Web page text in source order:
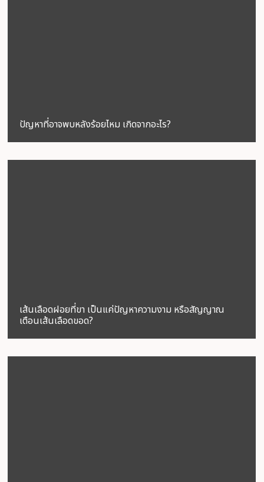
ปัญหาที่อาจพบหลังร้อยไหม เกิดจากอะไร?
เส้นเลือดฝอยที่ขา เป็นแค่ปัญหาความงาม หรือสัญญาณ
เตือนเส้นเลือดขอด?